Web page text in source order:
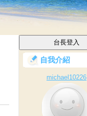
自我介紹
michael10226